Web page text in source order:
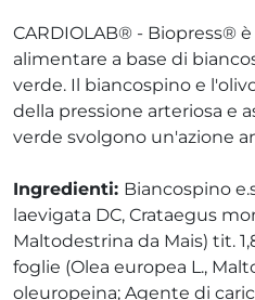
CARDIOLAB® - Biopress®
alimentare a base di
verde. Il biancospino e
della pressione arteriosa e
verde svolgono un'azione
Ingredienti: Biancospino
laevigata DC, Crataegus
Maltodestrina da Mais) tit.
foglie (Olea europea L.,
oleuropeina; Agente di